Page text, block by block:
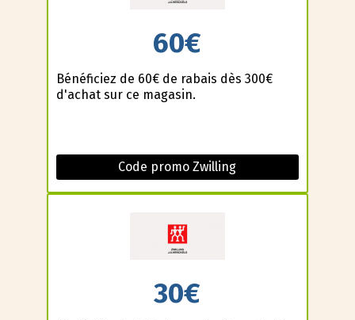
60€
Bénéficiez de 60€ de rabais dès 300€
d'achat sur ce magasin.
Code promo Zwilling
30€